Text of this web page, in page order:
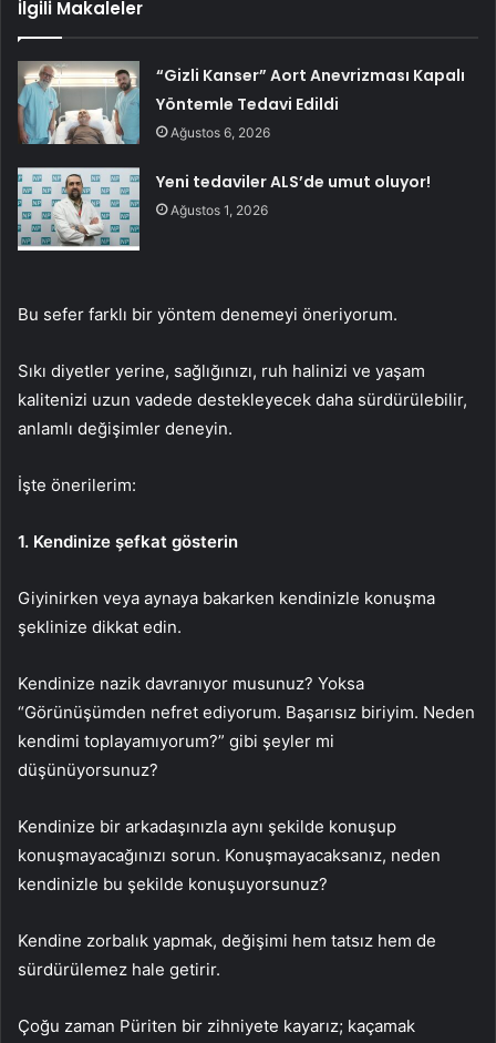
İlgili Makaleler
“Gizli Kanser” Aort Anevrizması Kapalı
Yöntemle Tedavi Edildi
Ağustos 6, 2026
Yeni tedaviler ALS’de umut oluyor!
Ağustos 1, 2026
Bu sefer farklı bir yöntem denemeyi öneriyorum.
Sıkı diyetler yerine, sağlığınızı, ruh halinizi ve yaşam
kalitenizi uzun vadede destekleyecek daha sürdürülebilir,
anlamlı değişimler deneyin.
İşte önerilerim:
1. Kendinize şefkat gösterin
Giyinirken veya aynaya bakarken kendinizle konuşma
şeklinize dikkat edin.
Kendinize nazik davranıyor musunuz? Yoksa
“Görünüşümden nefret ediyorum. Başarısız biriyim. Neden
kendimi toplayamıyorum?” gibi şeyler mi
düşünüyorsunuz?
Kendinize bir arkadaşınızla aynı şekilde konuşup
konuşmayacağınızı sorun. Konuşmayacaksanız, neden
kendinizle bu şekilde konuşuyorsunuz?
Kendine zorbalık yapmak, değişimi hem tatsız hem de
sürdürülemez hale getirir.
Çoğu zaman Püriten bir zihniyete kayarız; kaçamak